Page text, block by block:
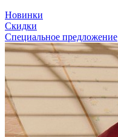
Новинки
Скидки
Специальное предложение